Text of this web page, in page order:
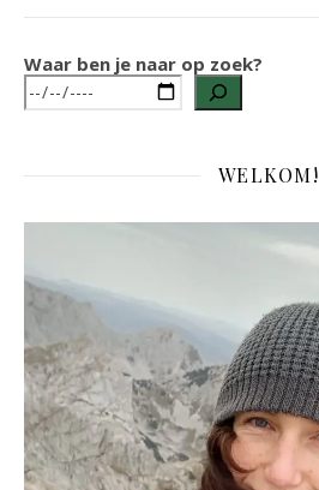
Waar ben je naar op zoek?
WELKOM!